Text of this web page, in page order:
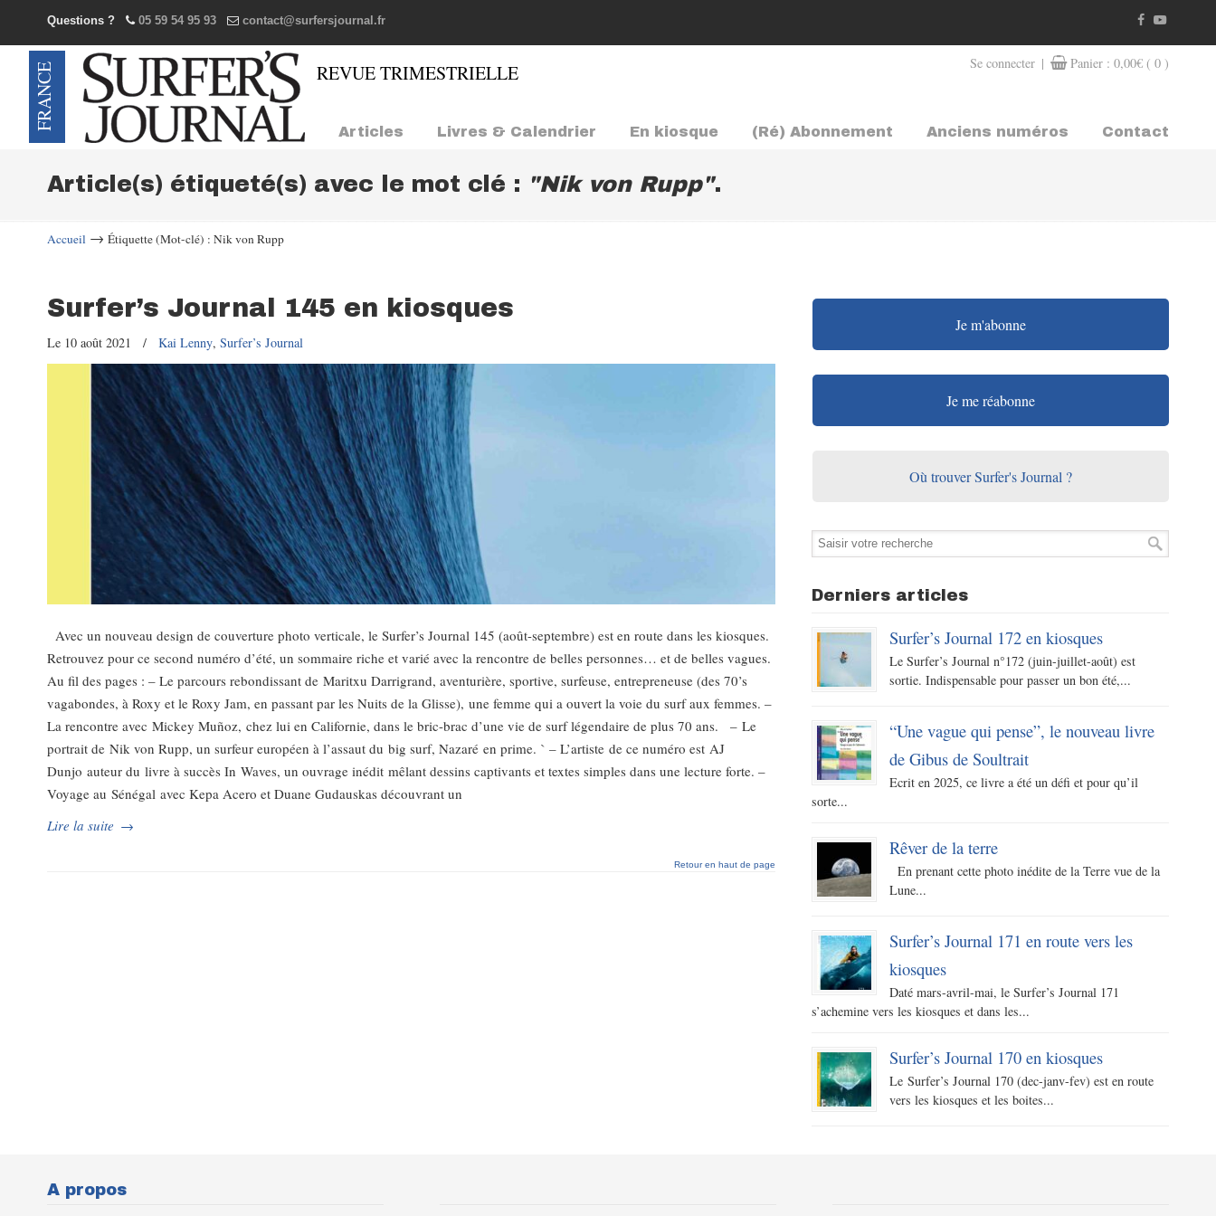
Questions ? 05 59 54 95 93 contact@surfersjournal.fr
Se connecter | Panier : 0,00€ ( 0 )
Articles Livres & Calendrier En kiosque (Ré) Abonnement Anciens numéros Contact
Navigation
Article(s) étiqueté(s) avec le mot clé : "Nik von Rupp".
Accueil → Étiquette (Mot-clé) : Nik von Rupp
Surfer’s Journal 145 en kiosques
Le 10 août 2021 / Kai Lenny, Surfer’s Journal
Avec un nouveau design de couverture photo verticale, le Surfer’s Journal 145 (août-septembre) est en route dans les kiosques.
Retrouvez pour ce second numéro d’été, un sommaire riche et varié avec la rencontre de belles personnes… et de belles vagues.
Au fil des pages : – Le parcours rebondissant de Maritxu Darrigrand, aventurière, sportive, surfeuse, entrepreneuse (des 70’s
vagabondes, à Roxy et le Roxy Jam, en passant par les Nuits de la Glisse), une femme qui a ouvert la voie du surf aux femmes. –
La rencontre avec Mickey Muñoz, chez lui en Californie, dans le bric-brac d’une vie de surf légendaire de plus 70 ans. – Le
portrait de Nik von Rupp, un surfeur européen à l’assaut du big surf, Nazaré en prime. ` – L’artiste de ce numéro est AJ
Dunjo auteur du livre à succès In Waves, un ouvrage inédit mêlant dessins captivants et textes simples dans une lecture forte. –
Voyage au Sénégal avec Kepa Acero et Duane Gudauskas découvrant un
Lire la suite →
Retour en haut de page
Je m'abonne
Je me réabonne
Où trouver Surfer's Journal ?
Derniers articles
Surfer’s Journal 172 en kiosques
Le Surfer’s Journal n°172 (juin-juillet-août) est
sortie. Indispensable pour passer un bon été,...
“Une vague qui pense”, le nouveau livre
de Gibus de Soultrait
Ecrit en 2025, ce livre a été un défi et pour qu’il
sorte...
Rêver de la terre
En prenant cette photo inédite de la Terre vue de la
Lune...
Surfer’s Journal 171 en route vers les
kiosques
Daté mars-avril-mai, le Surfer’s Journal 171
s’achemine vers les kiosques et dans les...
Surfer’s Journal 170 en kiosques
Le Surfer’s Journal 170 (dec-janv-fev) est en route
vers les kiosques et les boites...
A propos